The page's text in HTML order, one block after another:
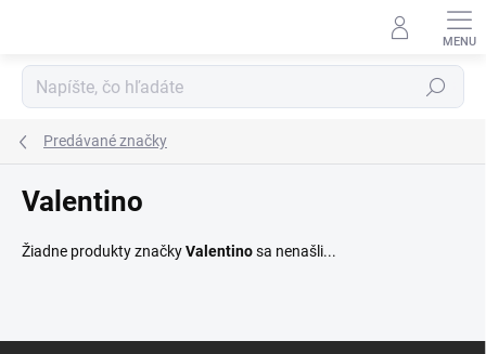
Hľadať
Predávané značky
Valentino
Žiadne produkty značkyValentinosa nenašli...